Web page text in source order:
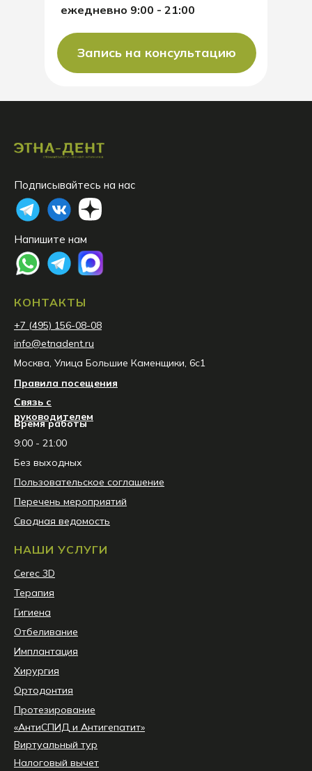
ежедневно 9:00 - 21:00
Запись на консультацию
НАШИ УСЛУГИ
Сerec 3D
Терапия
Гигиена
Отбеливание
Имплантация
Хирургия
Ортодонтия
Протезирование
«АнтиСПИД и Антигепатит»
Виртуальный тур
КОНТАКТЫ
info@etnadent.ru
Москва, Улица Большие Каменщики, 6с1
+7 (495) 156-08-08
Подписывайтесь на нас
Напишите нам
Налоговый вычет
Правила посещения
Связь с
руководителем
Время работы
9:00 - 21:00
Без выходных
Пользовательское соглашение
Перечень мероприятий
Сводная ведомость